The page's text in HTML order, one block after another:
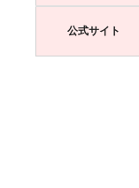
公式サイト